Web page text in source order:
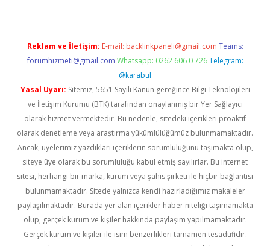
Reklam ve İletişim: E-mail: backlinkpaneli@gmail.com Teams:
forumhizmeti@gmail.com Whatsapp: 0262 606 0 726 Telegram:
@karabul
Yasal Uyarı: Sitemiz, 5651 Sayılı Kanun gereğince Bilgi Teknolojileri
ve İletişim Kurumu (BTK) tarafından onaylanmış bir Yer Sağlayıcı
olarak hizmet vermektedir. Bu nedenle, sitedeki içerikleri proaktif
olarak denetleme veya araştırma yükümlülüğümüz bulunmamaktadır.
Ancak, üyelerimiz yazdıkları içeriklerin sorumluluğunu taşımakta olup,
siteye üye olarak bu sorumluluğu kabul etmiş sayılırlar. Bu internet
sitesi, herhangi bir marka, kurum veya şahıs şirketi ile hiçbir bağlantısı
bulunmamaktadır. Sitede yalnızca kendi hazırladığımız makaleler
paylaşılmaktadır. Burada yer alan içerikler haber niteliği taşımamakta
olup, gerçek kurum ve kişiler hakkında paylaşım yapılmamaktadır.
Gerçek kurum ve kişiler ile isim benzerlikleri tamamen tesadüfidir.